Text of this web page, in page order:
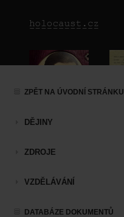
ZPĚT NA ÚVODNÍ STRÁNKU
DĚJINY
ZDROJE
VZDĚLÁVÁNÍ
DATABÁZE DOKUMENTŮ